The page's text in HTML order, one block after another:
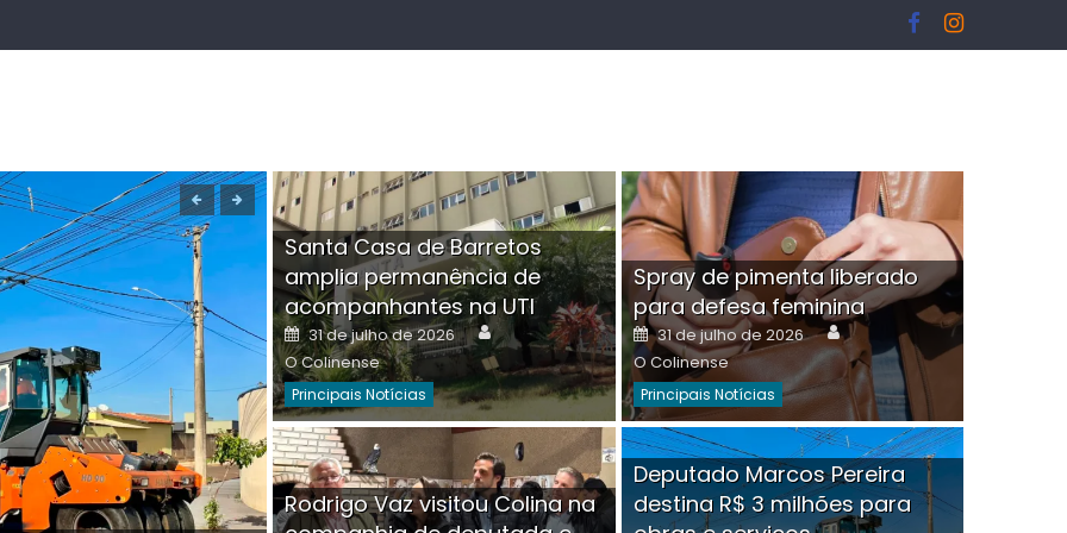
Boutique na Av. Ângelo Martins Tristão é
invadida por criminoso mascarado
Santa Casa de Barretos
amplia permanência de
acompanhantes na UTI
Posted
on
31 de julho de 2026 Author
O Colinense
Principais Notícias
Spray de pimenta liberado
para defesa feminina
Posted
on
31 de julho de 2026 Author
O Colinense
Principais Notícias
Rodrigo Vaz visitou Colina na
Deputado Marcos Pereira
destina R$ 3 milhões para